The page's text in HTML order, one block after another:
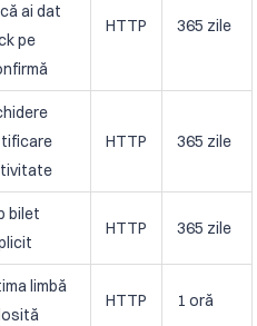
ai dat
pe
HTTP 365 zile
HTTP 365 zile
bilet
HTTP 365 zile
limbă
HTTP 1 oră